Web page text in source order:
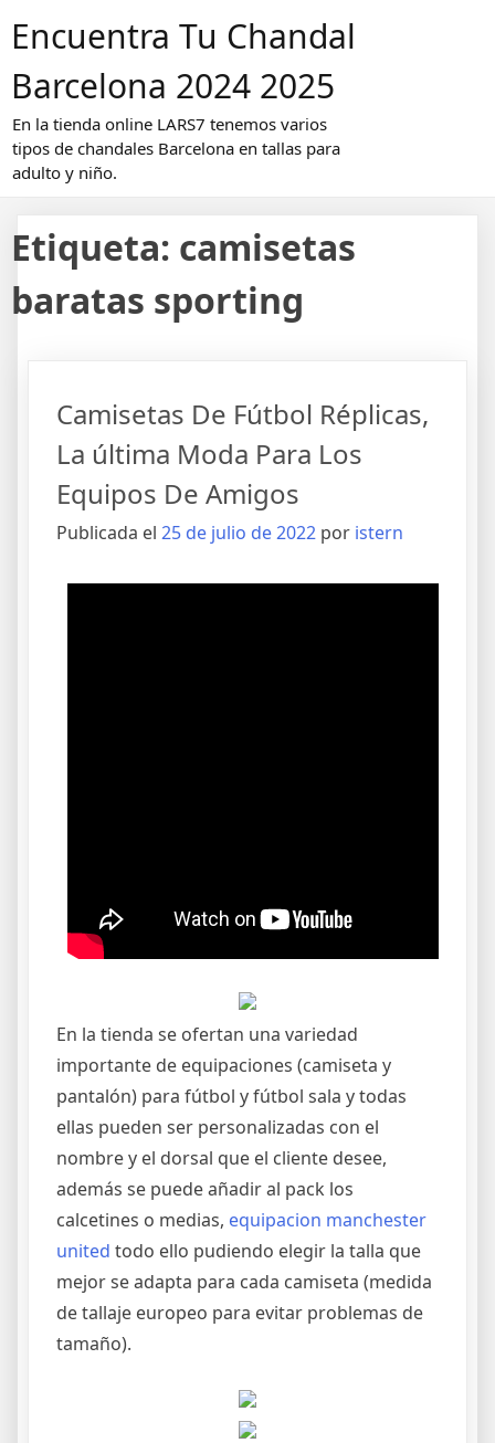
Encuentra Tu Chandal
Barcelona 2024 2025
En la tienda online LARS7 tenemos varios
tipos de chandales Barcelona en tallas para
adulto y niño.
Etiqueta: camisetas
baratas sporting
Camisetas De Fútbol Réplicas,
La última Moda Para Los
Equipos De Amigos
Publicada el 25 de julio de 2022 por istern
En la tienda se ofertan una variedad
importante de equipaciones (camiseta y
pantalón) para fútbol y fútbol sala y todas
ellas pueden ser personalizadas con el
nombre y el dorsal que el cliente desee,
además se puede añadir al pack los
calcetines o medias, equipacion manchester
united todo ello pudiendo elegir la talla que
mejor se adapta para cada camiseta (medida
de tallaje europeo para evitar problemas de
tamaño).